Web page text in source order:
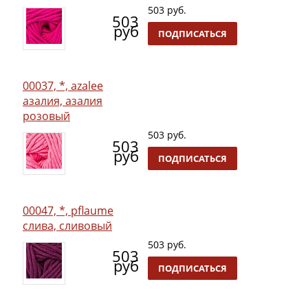
503
руб
503 руб.
ПОДПИСАТЬСЯ
00037, *, azalee
азалия, азалия
розовый
503
руб
503 руб.
ПОДПИСАТЬСЯ
00047, *, pflaume
слива, сливовый
503
руб
503 руб.
ПОДПИСАТЬСЯ